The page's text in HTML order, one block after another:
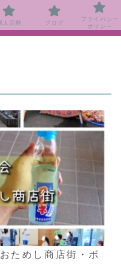
ためし商店街・ボ
人活動 ブログ
プライバシー
ポリシー